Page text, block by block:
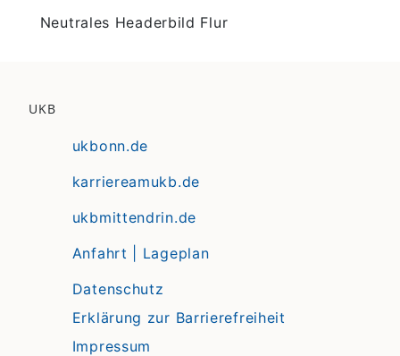
Neutrales Headerbild Flur
UKB
ukbonn.de
karriereamukb.de
ukbmittendrin.de
Anfahrt | Lageplan
Datenschutz
Erklärung zur Barrierefreiheit
Impressum